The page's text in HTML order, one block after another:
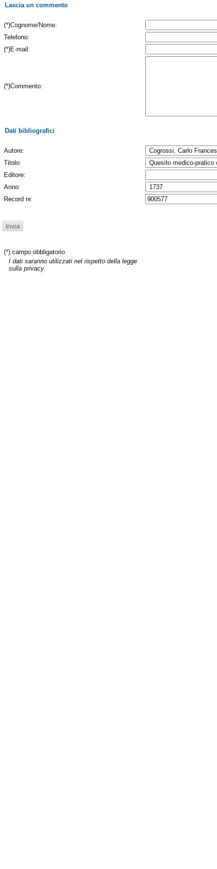
Lascia un commento
(*)Cognome/Nome:
Telefono:
(*)E-mail:
(*)Commento:
Dati bibliografici
Autore:
Titolo:
Editore:
Anno:
Record nr.
(*) campo obbligatorio
I dati saranno utilizzati nel rispetto della legge
sulla privacy.